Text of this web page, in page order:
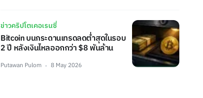
ข่าวคริปโตเคอเรนซี่
Bitcoin บนกระดานเทรดลดต่ำสุดในรอบ
2 ปี หลังเงินไหลออกกว่า $8 พันล้าน
Putawan Pulom 8 May 2026